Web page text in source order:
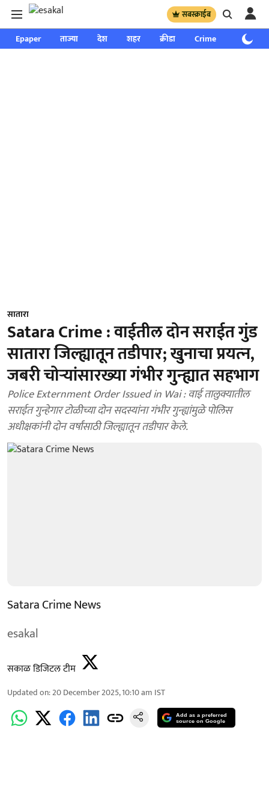
सबस्क्राईब
Epaper ताज्या देश शहर क्रीडा Crime साप्ताहिक
सातारा
Satara Crime : वाईतील दोन सराईत गुंड
सातारा जिल्ह्यातून तडीपार; खुनाचा प्रयत्‍न,
जबरी चोऱ्यांसारख्‍या गंभीर गुन्‍ह्यात सहभाग
Police Externment Order Issued in Wai : वाई तालुक्यातील
सराईत गुन्हेगार टोळीच्या दोन सदस्यांना गंभीर गुन्ह्यांमुळे पोलिस
अधीक्षकांनी दोन वर्षांसाठी जिल्ह्यातून तडीपार केले.
Satara Crime News
esakal
सकाळ डिजिटल टीम
Updated on:20 December 2025, 10:10 am IST
Add as a preferred
source on Google